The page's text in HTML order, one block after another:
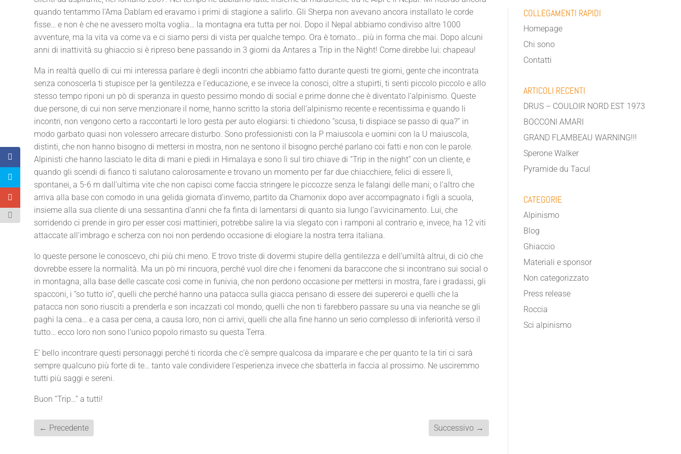
quando tentammo l’Ama Dablam ed eravamo i primi di stagione a salirlo. Gli Sherpa non avevano ancora installato le corde
fisse… e non è che ne avessero molta voglia… la montagna era tutta per noi. Dopo il Nepal abbiamo condiviso altre 1000
avventure, ma la vita va come va e ci siamo persi di vista per qualche tempo. Ora è tornato… più in forma che mai. Dopo alcuni
anni di inattività su ghiaccio si è ripreso bene passando in 3 giorni da Antares a Trip in the Night! Come direbbe lui: chapeau!
Ma in realtà quello di cui mi interessa parlare è degli incontri che abbiamo fatto durante questi tre giorni, gente che incontrata
senza conoscerla ti stupisce per la gentilezza e l’educazione, e se invece la conosci, oltre a stupirti, ti senti piccolo piccolo e allo
stesso tempo riponi un pò di speranza in questo pessimo mondo di social e prime donne che è diventato l’alpinismo. Queste
due persone, di cui non serve menzionare il nome, hanno scritto la storia dell’alpinismo recente e recentissima e quando li
incontri, non vengono certo a raccontarti le loro gesta per auto elogiarsi: ti chiedono “scusa, ti dispiace se passo di qua?” in
modo garbato quasi non volessero arrecare disturbo. Sono professionisti con la P maiuscola e uomini con la U maiuscola,
distinti, che non hanno bisogno di mettersi in mostra, non ne sentono il bisogno perché parlano coi fatti e non con le parole.
Alpinisti che hanno lasciato le dita di mani e piedi in Himalaya e sono lì sul tiro chiave di “Trip in the night” con un cliente, e
quando gli scendi di fianco ti salutano calorosamente e trovano un momento per far due chiacchiere, felici di essere lì,
spontanei, a 5-6 m dall’ultima vite che non capisci come faccia stringere le piccozze senza le falangi delle mani; o l’altro che
arriva alla base con comodo in una gelida giornata d’inverno, partito da Chamonix dopo aver accompagnato i figli a scuola,
insieme alla sua cliente di una sessantina d’anni che fa finta di lamentarsi di quanto sia lungo l’avvicinamento. Lui, che
sorridendo ci prende in giro per esser cosi mattinieri, potrebbe salire la via slegato con i ramponi al contrario e, invece, ha 12 viti
attaccate all’imbrago e scherza con noi non perdendo occasione di elogiare la nostra terra italiana.
Io queste persone le conoscevo, chi più chi meno. E trovo triste di dovermi stupire della gentilezza e dell’umiltà altrui, di ciò che
dovrebbe essere la normalità. Ma un pò mi rincuora, perché vuol dire che i fenomeni da baraccone che si incontrano sui social o
in montagna, alla base delle cascate così come in funivia, che non perdono occasione per mettersi in mostra, fare i gradassi, gli
spacconi, i “so tutto io”, quelli che perché hanno una patacca sulla giacca pensano di essere dei supereroi e quelli che la
patacca non sono riusciti a prenderla e son incazzati col mondo, quelli che non ti farebbero passare su una via neanche se gli
paghi la cena… e a casa per cena, a causa loro, non ci arrivi, quelli che alla fine hanno un serio complesso di inferiorità verso il
tutto… ecco loro non sono l’unico popolo rimasto su questa Terra.
E’ bello incontrare questi personaggi perché ti ricorda che c’è sempre qualcosa da imparare e che per quanto te la tiri ci sarà
sempre qualcuno più forte di te… tanto vale condividere l’esperienza invece che sbatterla in faccia al prossimo. Ne usciremmo
tutti più saggi e sereni.
Buon “Trip…” a tutti!
← Precedente Successivo →
COLLEGAMENTI RAPIDI
Homepage
Chi sono
Contatti
ARTICOLI RECENTI
DRUS – COULOIR NORD EST 1973
BOCCONI AMARI
GRAND FLAMBEAU WARNING!!!
Sperone Walker
Pyramide du Tacul
CATEGORIE
Alpinismo
Blog
Ghiaccio
Materiali e sponsor
Non categorizzato
Press release
Roccia
Sci alpinismo